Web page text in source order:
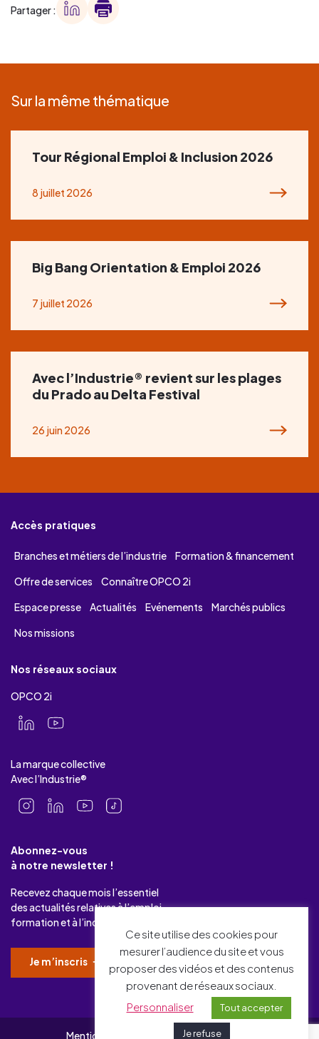
Partager :
Sur la même thématique
Tour Régional Emploi & Inclusion 2026
8 juillet 2026
Big Bang Orientation & Emploi 2026
7 juillet 2026
Avec l’Industrie® revient sur les plages
du Prado au Delta Festival
26 juin 2026
Accès pratiques
Branches et métiers de l’industrie
Formation & financement
Offre de services
Connaître OPCO 2i
Espace presse
Actualités Evénements
Marchés publics
Nos missions
Nos réseaux sociaux
OPCO 2i
La marque collective
Avec l’Industrie®
Abonnez-vous
à notre newsletter !
Recevez chaque mois l’essentiel
des actualités relatives à l’emploi-
formation et à l’industrie.
Je m’inscris
Mentions légales Gérer mes cookies
Ce site utilise des cookies pour
mesurer l’audience du site et vous
proposer des vidéos et des contenus
provenant de réseaux sociaux.
Personnaliser
Tout accepter
Je refuse